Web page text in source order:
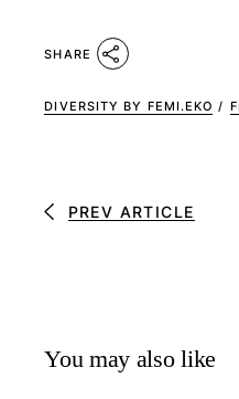
SHARE
DIVERSITY BY FEMI.EKO /
PREV ARTICLE
You may also like